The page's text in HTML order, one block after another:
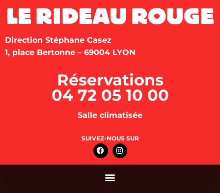
Direction Stéphane Casez
1, place Bertonne – 69004 LYON
Réservations
04 72 05 10 00
Salle climatisée
SUIVEZ-NOUS SUR